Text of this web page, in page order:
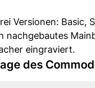
Versionen: Basic,
nachgebautes
eingraviert.
des